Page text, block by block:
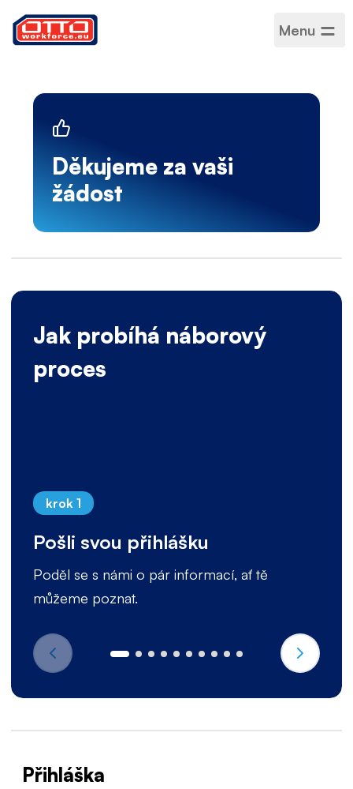
Menu
Děkujeme za vaši
žádost
Jak probíhá náborový
proces
krok 1
Pošli svou přihlášku
Poděl se s námi o pár informací, ať tě
můžeme poznat.
Přihláška